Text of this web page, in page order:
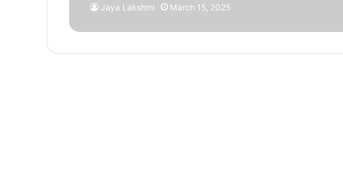
Jaya Lakshmi March 15, 2025